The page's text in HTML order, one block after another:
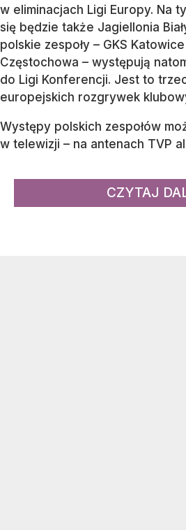
w eliminacjach Ligi Europy. Na
się będzie także Jagiellonia
polskie zespoły – GKS
Częstochowa – występują
do Ligi Konferencji. Jest to
europejskich rozgrywek
Występy polskich zespołów
w telewizji – na antenach TVP
CZYTAJ